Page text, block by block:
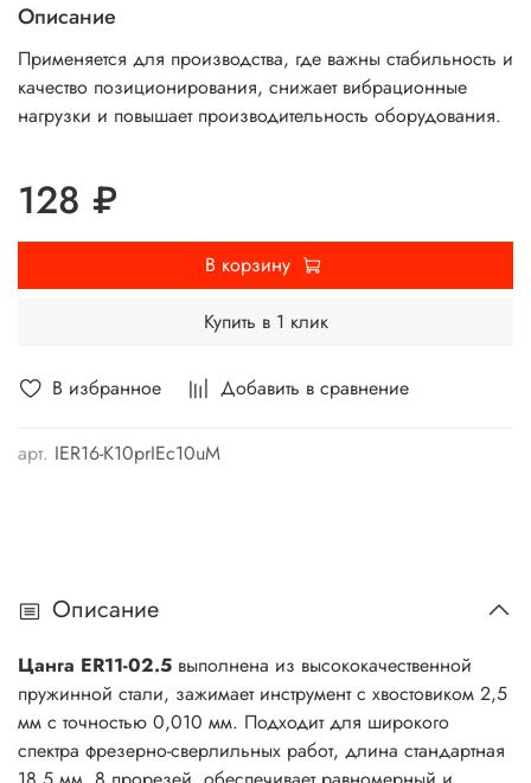
В избранное Добавить в сравнение
арт. IER16-K10prIEc10uM
Описание
Применяется для производства, где важны стабильность и
качество позиционирования, снижает вибрационные
нагрузки и повышает производительность оборудования.
128 ₽
В корзину
Купить в 1 клик
Описание
Цанга ER11-02.5 выполнена из высококачественной
пружинной стали, зажимает инструмент с хвостовиком 2,5
мм с точностью 0,010 мм. Подходит для широкого
спектра фрезерно-сверлильных работ, длина стандартная